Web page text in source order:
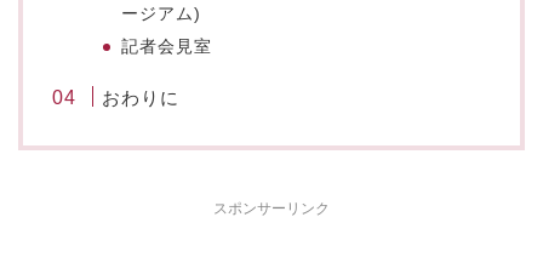
ージアム)
記者会見室
おわりに
スポンサーリンク